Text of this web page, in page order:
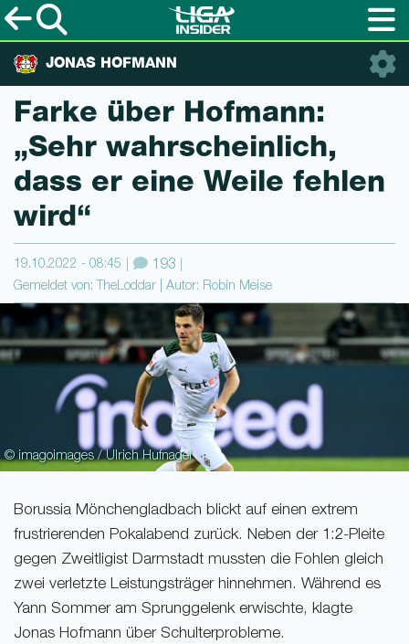
JONAS HOFMANN
Farke über Hofmann:
„Sehr wahrschein­lich,
dass er eine Weile fehlen
wird“
19.10.2022 - 08:45 193
Gemeldet von: TheLoddar | Autor: Robin Meise
© imagoimages / Ulrich Hufnagel
Borussia Mönchengladbach blickt auf einen extrem
frustrierenden Pokalabend zurück. Neben der 1:2-Pleite
gegen Zweitligist Darmstadt mussten die Fohlen gleich
zwei verletzte Leistungsträger hinnehmen. Während es
Yann Sommer am Sprunggelenk erwischte, klagte
Jonas Hofmann über Schulterprobleme.